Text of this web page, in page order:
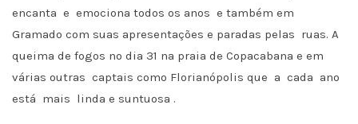
encanta e emociona todos os anos e também em
Gramado com suas apresentações e paradas pelas ruas. A
queima de fogos no dia 31 na praia de Copacabana e em
várias outras captais como Florianópolis que a cada ano
está mais linda e suntuosa .